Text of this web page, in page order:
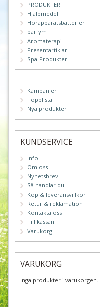
PRODUKTER
Hjälpmedel
Hörapparatsbatterier
parfym
Aromaterapi
Presentartiklar
Spa-Produkter
Kampanjer
Topplista
Nya produkter
KUNDSERVICE
Info
Om oss
Nyhetsbrev
Så handlar du
Köp & leveransvillkor
Retur & reklamation
Kontakta oss
Till kassan
Varukorg
VARUKORG
Inga produkter i varukorgen.